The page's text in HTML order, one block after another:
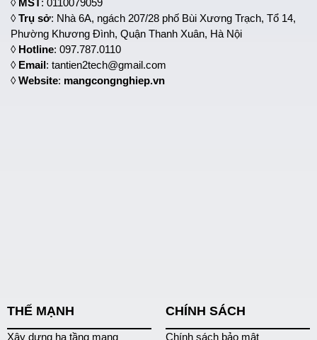
◊ MST: 0110079059
◊Trụ sở: Nhà 6A, ngách 207/28 phố Bùi Xương Trạch, Tổ 14,
Phường Khương Đình, Quận Thanh Xuân, Hà Nội
◊ Hotline: 097.787.0110
◊ Email: tantien2tech@gmail.com
◊Website: mangcongnghiep.vn
THẾ MẠNH
Xây dựng hạ tầng mạng
CHÍNH SÁCH
Chính sách bảo mật